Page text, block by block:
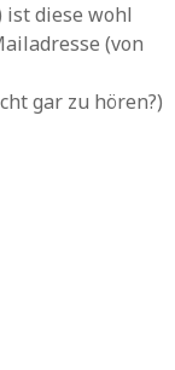
diese wohl
(von
gar zu hören?)